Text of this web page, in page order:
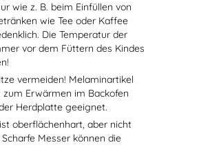
wie z. B. beim Einfüllen von
wie Tee oder Kaffee
Die Temperatur der
vor dem Füttern des Kindes
vermeiden! Melaminartikel
zum Erwärmen im Backofen
Herdplatte geeignet.
oberflächenhart, aber nicht
Messer können die